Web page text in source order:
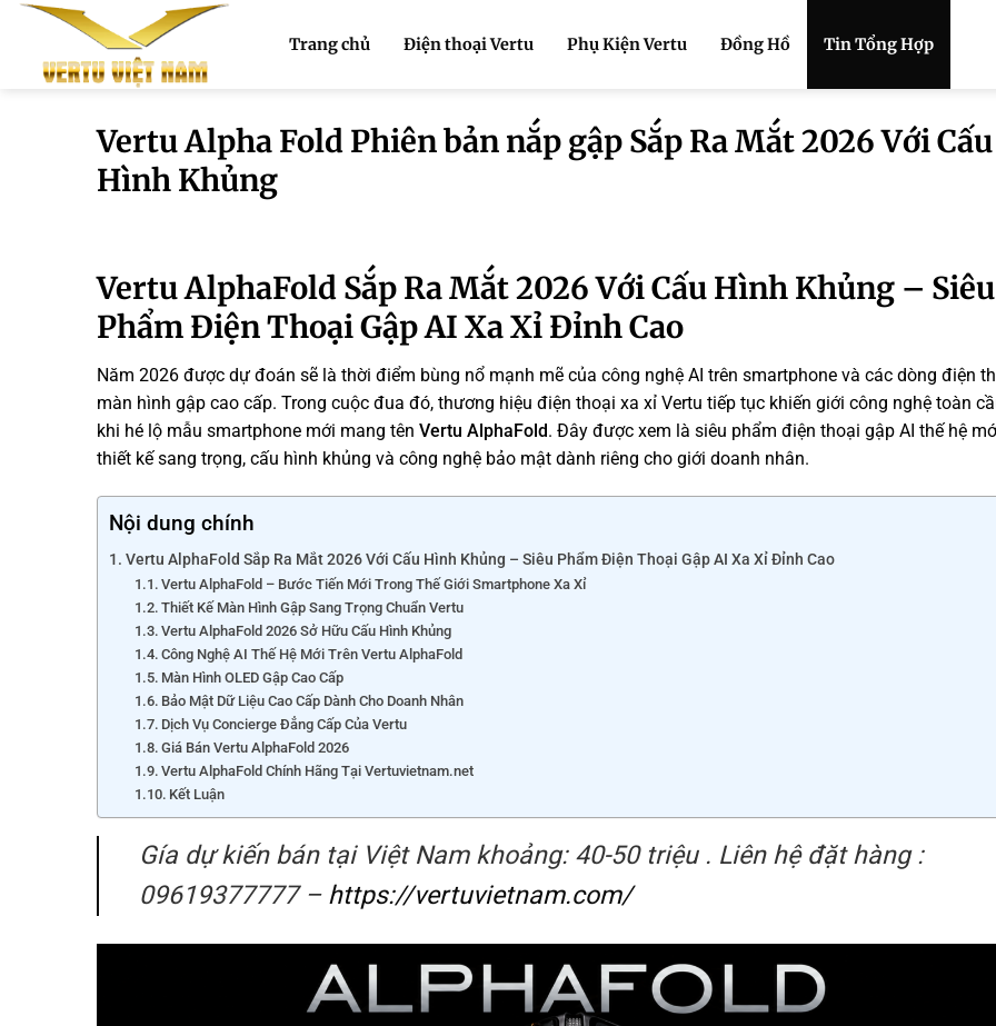
Trang chủ Điện thoại Vertu Phụ Kiện Vertu Đồng Hồ Tin Tổng Hợp
Vertu Alpha Fold Phiên bản nắp gập Sắp Ra Mắt 2026 Với Cấu
Hình Khủng
Vertu AlphaFold Sắp Ra Mắt 2026 Với Cấu Hình Khủng – Siêu
Phẩm Điện Thoại Gập AI Xa Xỉ Đỉnh Cao
Năm 2026 được dự đoán sẽ là thời điểm bùng nổ mạnh mẽ của công nghệ AI trên smartphone và các dòng điện
màn hình gập cao cấp. Trong cuộc đua đó, thương hiệu điện thoại xa xỉ Vertu tiếp tục khiến giới công nghệ toàn
khi hé lộ mẫu smartphone mới mang tên Vertu AlphaFold. Đây được xem là siêu phẩm điện thoại gập AI thế hệ
thiết kế sang trọng, cấu hình khủng và công nghệ bảo mật dành riêng cho giới doanh nhân.
Nội dung chính
Vertu AlphaFold Sắp Ra Mắt 2026 Với Cấu Hình Khủng – Siêu Phẩm Điện Thoại Gập AI Xa Xỉ Đỉnh Cao
Vertu AlphaFold – Bước Tiến Mới Trong Thế Giới Smartphone Xa Xỉ
Thiết Kế Màn Hình Gập Sang Trọng Chuẩn Vertu
Vertu AlphaFold 2026 Sở Hữu Cấu Hình Khủng
Công Nghệ AI Thế Hệ Mới Trên Vertu AlphaFold
Màn Hình OLED Gập Cao Cấp
Bảo Mật Dữ Liệu Cao Cấp Dành Cho Doanh Nhân
Dịch Vụ Concierge Đẳng Cấp Của Vertu
Giá Bán Vertu AlphaFold 2026
Vertu AlphaFold Chính Hãng Tại Vertuvietnam.net
Kết Luận
Gía dự kiến bán tại Việt Nam khoảng: 40-50 triệu . Liên hệ đặt hàng :
09619377777 – https://vertuvietnam.com/